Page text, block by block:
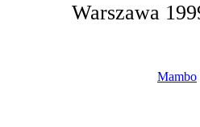
Warszawa
Mambo